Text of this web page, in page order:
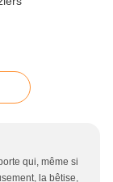
qui, même si
la bêtise,